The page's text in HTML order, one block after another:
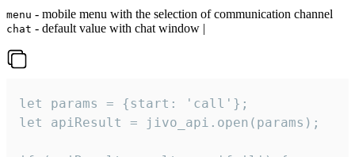
menu - mobile menu with the selection of communication channel
chat - default value with chat window |
let params = {start: 'call'};
let apiResult = jivo_api.open(params);